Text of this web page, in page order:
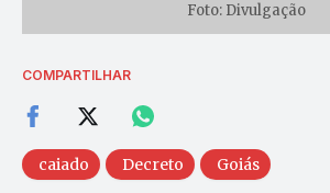
Foto: Divulgação
COMPARTILHAR
caiado Decreto Goiás